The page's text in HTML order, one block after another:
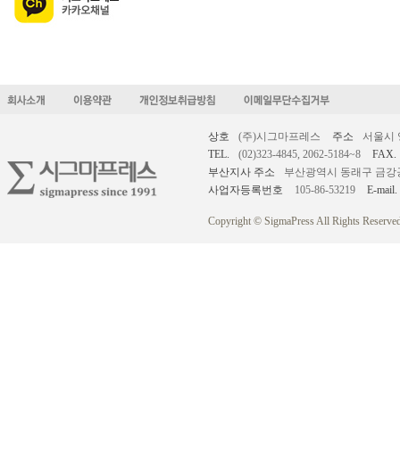
상호 (주)시그마프레스 주소
서울시
TEL.
(02)323-4845, 2062-5184~8
FAX.
부산지사 주소
부산광역시 동래구 금강
사업자등록번호
105-86-53219 E-mail.
Copyright © SigmaPress All Rights